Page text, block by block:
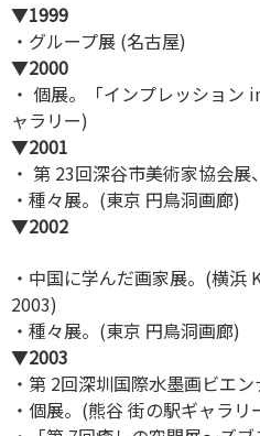
▼1999
・グループ展 (名古屋)
▼2000
・ 個展。「インプレッション
ャラリー)
▼2001
・ 第 23回深谷市美術家協会展
・種々展。(東京 円鳥洞画廊)
▼2002
・中国に学んだ画家展。(横浜
2003)
・種々展。(東京 円鳥洞画廊)
▼2003
・第 2回深圳国際水墨画ビエ
・個展。(熊谷 街の駅ギャラリ